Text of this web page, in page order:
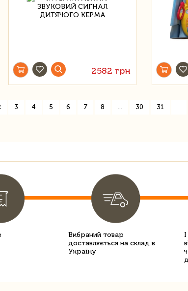
2582 грн
3 4 5 6 7 8 ... 30 31
Вибраний товар
доставляється на склад в
Україну